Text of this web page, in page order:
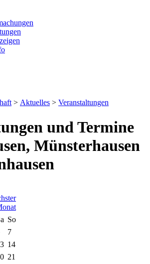
> Aktuelles > Veranstaltungen
und Termine
Münsterhausen
So
7
14
21